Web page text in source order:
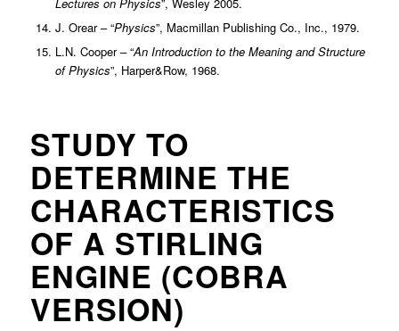
J. Orear – “Physics”, Macmillan Publishing Co., Inc., 1979.
L.N. Cooper – “An Introduction to the Meaning and Structure
of Physics”, Harper&Row, 1968.
STUDY TO
DETERMINE THE
CHARACTERISTICS
OF A STIRLING
ENGINE (COBRA
VERSION)